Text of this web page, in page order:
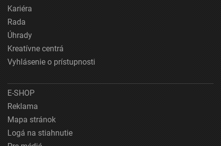
Kariéra
Rada
Úhrady
Kreatívne centrá
Vyhlásenie o prístupnosti
E-SHOP
Reklama
Mapa stránok
Logá na stiahnutie